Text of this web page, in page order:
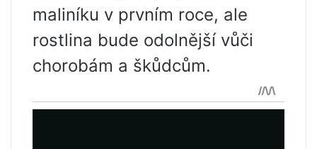
maliníku v prvním roce, ale
rostlina bude odolnější vůči
chorobám a škůdcům.